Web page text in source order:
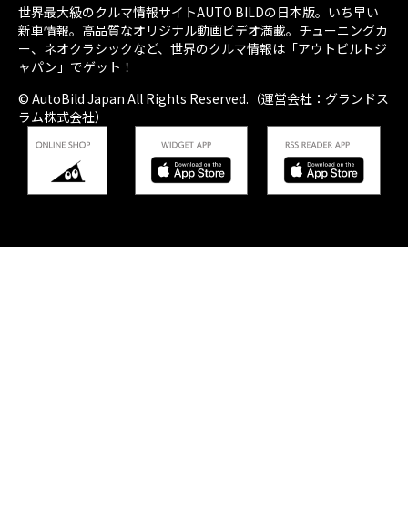
世界最大級のクルマ情報サイトAUTO BILDの日本版。いち早い
新車情報。高品質なオリジナル動画ビデオ満載。チューニングカ
ー、ネオクラシックなど、世界のクルマ情報は「アウトビルトジ
ャパン」でゲット！
© AutoBild Japan All Rights Reserved.（運営会社：グランドス
ラム株式会社）